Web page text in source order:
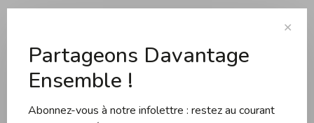
Un bol en acier inoxydable de 7 L.
Un rouleau à pâte qui agit comme des doigts.
✕
Partageons Davantage
Ensemble !
Abonnez-vous à notre infolettre : restez au courant